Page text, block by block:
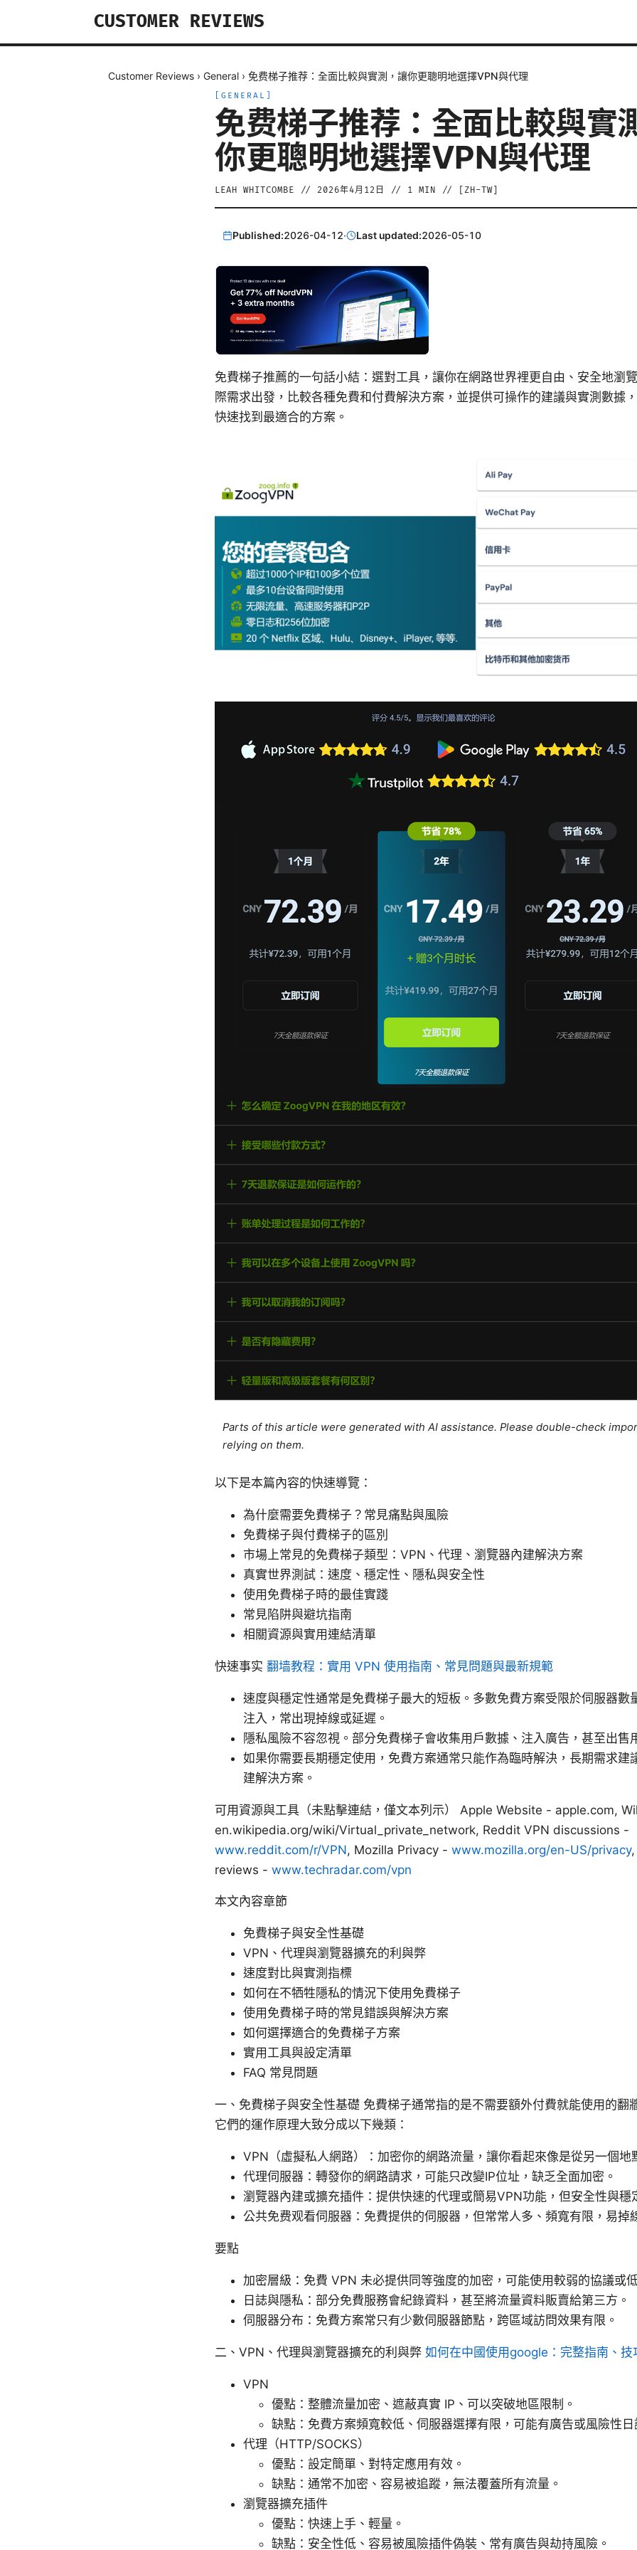
CUSTOMER REVIEWS
Customer Reviews › General › 免费梯子推荐：全面比較與實測，讓你更聰明地選擇VPN與代理
GENERAL
免费梯子推荐：全面比較與實
你更聰明地選擇VPN與代理
LEAH WHITCOMBE // 2026年4月12日 // 1 MIN // [ ZH-TW
Published:2026-04-12· Last updated:2026-05-10
免費梯子推薦的一句話小結：選對工具，讓你在網路世界裡更自由、安全地瀏
際需求出發，比較各種免費和付費解決方案，並提供可操作的建議與實測數據
快速找到最適合的方案。
Parts of this article were generated with AI assistance. Please double-check
relying on them.
以下是本篇內容的快速導覽：
為什麼需要免費梯子？常見痛點與風險
免費梯子與付費梯子的區別
市場上常見的免費梯子類型：VPN、代理、瀏覽器內建解決方案
真實世界測試：速度、穩定性、隱私與安全性
使用免費梯子時的最佳實踐
常見陷阱與避坑指南
相關資源與實用連結清單
快速事实 翻墙教程：實用 VPN 使用指南、常見問題與最新規範
速度與穩定性通常是免費梯子最大的短板。多數免費方案受限於伺服器數
注入，常出現掉線或延遲。
隱私風險不容忽視。部分免費梯子會收集用戶數據、注入廣告，甚至出售
如果你需要長期穩定使用，免費方案通常只能作為臨時解決，長期需求建
建解決方案。
可用資源與工具（未點擊連結，僅文本列示） Apple Website - apple.com,
en.wikipedia.org/wiki/Virtual_private_network, Reddit VPN discussions -
www.reddit.com/r/VPN, Mozilla Privacy - www.mozilla.org/en-US/privacy,
reviews - www.techradar.com/vpn
本文內容章節
免費梯子與安全性基礎
VPN、代理與瀏覽器擴充的利與弊
速度對比與實測指標
如何在不牺牲隱私的情況下使用免費梯子
使用免費梯子時的常見錯誤與解決方案
如何選擇適合的免費梯子方案
實用工具與設定清單
FAQ 常見問題
一、免費梯子與安全性基礎 免費梯子通常指的是不需要額外付費就能使用的翻
它們的運作原理大致分成以下幾類：
VPN（虛擬私人網路）：加密你的網路流量，讓你看起來像是從另一個地
代理伺服器：轉發你的網路請求，可能只改變IP位址，缺乏全面加密。
瀏覽器內建或擴充插件：提供快速的代理或簡易VPN功能，但安全性與穩
公共免费观看伺服器：免費提供的伺服器，但常常人多、頻寬有限，易掉
要點
加密層級：免費 VPN 未必提供同等強度的加密，可能使用較弱的協議或
日誌與隱私：部分免費服務會紀錄資料，甚至將流量資料販賣給第三方。
伺服器分布：免費方案常只有少數伺服器節點，跨區域訪問效果有限。
二、VPN、代理與瀏覽器擴充的利與弊 如何在中國使用google：完整指南、技
VPN
優點：整體流量加密、遮蔽真實 IP、可以突破地區限制。
缺點：免費方案頻寬較低、伺服器選擇有限，可能有廣告或風險性日
代理（HTTP/SOCKS）
優點：設定簡單、對特定應用有效。
缺點：通常不加密、容易被追蹤，無法覆蓋所有流量。
瀏覽器擴充插件
優點：快速上手、輕量。
缺點：安全性低、容易被風險插件偽裝、常有廣告與劫持風險。